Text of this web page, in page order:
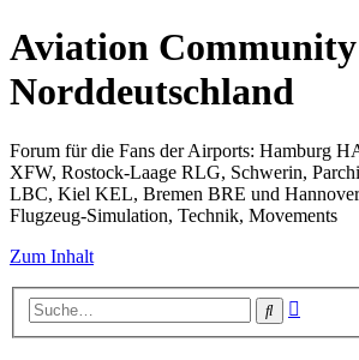
Aviation Community
Norddeutschland
Forum für die Fans der Airports: Hamburg
XFW, Rostock-Laage RLG, Schwerin,
LBC, Kiel KEL, Bremen BRE und
Flugzeug-Simulation, Technik, Movements
Zum Inhalt
Suche